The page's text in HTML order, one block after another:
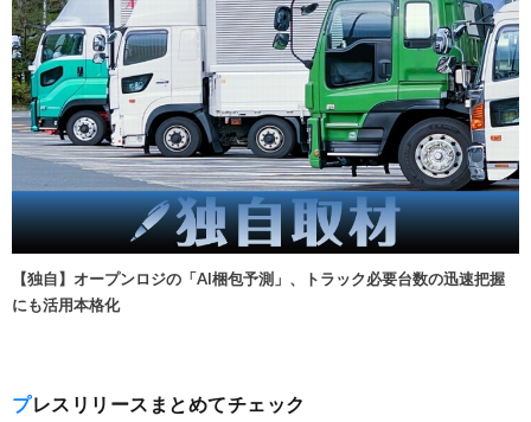
【独自】オープンロジの「AI梱包予測」、トラック必要台数の迅速把握
にも活用本格化
プレスリリースまとめてチェック